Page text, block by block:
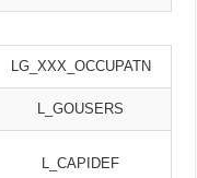
LG_XXX_OCCUPATN
L_GOUSERS
L_CAPIDEF